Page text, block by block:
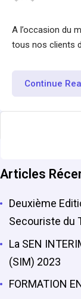
A l’occasion du
tous nos clients
Continue
Articles
Deuxième
Secouriste du
La SEN
(SIM) 2023
FORMATION